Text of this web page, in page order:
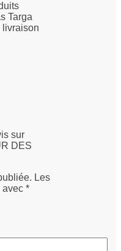
Targa
livraison
sur
DES
Les
avec *